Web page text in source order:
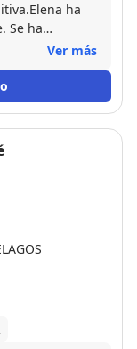
ha
Se ha
Ver más